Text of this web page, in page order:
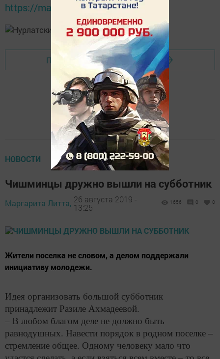
https://max.ru/tatmedia
Перейти на страницу новости
НОВОСТИ
Чишминцы дружно вышли на субботник
Маргарита Литта, 26 августа 2019 -
13:25
1656 0 0
Жители поселка не словом, а делом поддержали
инициативу молодежи.
Идея организовать большой субботник
принадлежит Разиле Ахмадеевой.
– В любом благом деле не должно быть
равнодушных. Навести порядок в родном поселке –
стремление общее. Одному человеку мало что